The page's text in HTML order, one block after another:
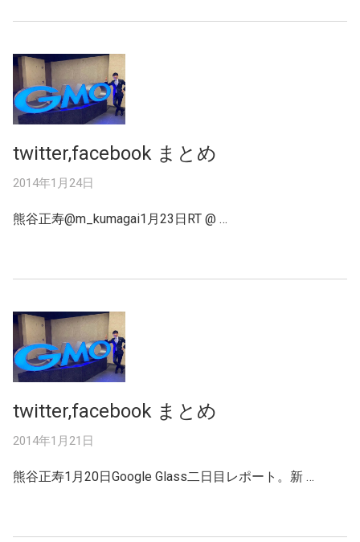
twitter,facebook まとめ
2014年1月24日
熊谷正寿‏@m_kumagai1月23日RT @ …
twitter,facebook まとめ
2014年1月21日
熊谷正寿1月20日Google Glass二日目レポート。新 …